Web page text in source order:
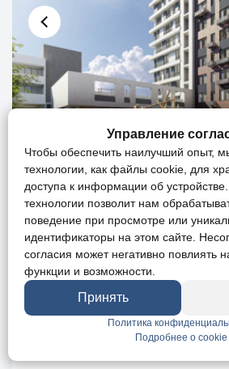
1-к квартира, 45.81 м², 2/9
г. Симферополь, ул. Полярная
от 8 841 330 193 000
Управление
Чтобы обеспечить наилучший опыт,
технологии, как файлы cookie, для
доступа к информации об
технологии позволит нам
поведение при просмотре или
идентификаторы на этом сайте.
согласия может негативно повлиять
функции и возможности.
Принять
Политика
Подробнее о cookie